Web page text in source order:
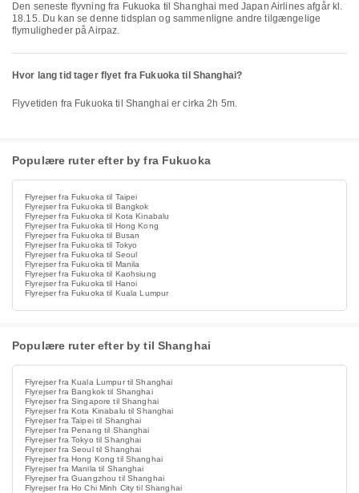
Den seneste flyvning fra Fukuoka til Shanghai med Japan Airlines afgår kl.
18.15. Du kan se denne tidsplan og sammenligne andre tilgængelige
flymuligheder på Airpaz.
Hvor lang tid tager flyet fra Fukuoka til Shanghai?
Flyvetiden fra Fukuoka til Shanghai er cirka 2h 5m.
Populære ruter efter by fra Fukuoka
Flyrejser fra Fukuoka til Taipei
Flyrejser fra Fukuoka til Bangkok
Flyrejser fra Fukuoka til Kota Kinabalu
Flyrejser fra Fukuoka til Hong Kong
Flyrejser fra Fukuoka til Busan
Flyrejser fra Fukuoka til Tokyo
Flyrejser fra Fukuoka til Seoul
Flyrejser fra Fukuoka til Manila
Flyrejser fra Fukuoka til Kaohsiung
Flyrejser fra Fukuoka til Hanoi
Flyrejser fra Fukuoka til Kuala Lumpur
Populære ruter efter by til Shanghai
Flyrejser fra Kuala Lumpur til Shanghai
Flyrejser fra Bangkok til Shanghai
Flyrejser fra Singapore til Shanghai
Flyrejser fra Kota Kinabalu til Shanghai
Flyrejser fra Taipei til Shanghai
Flyrejser fra Penang til Shanghai
Flyrejser fra Tokyo til Shanghai
Flyrejser fra Seoul til Shanghai
Flyrejser fra Hong Kong til Shanghai
Flyrejser fra Manila til Shanghai
Flyrejser fra Guangzhou til Shanghai
Flyrejser fra Ho Chi Minh City til Shanghai